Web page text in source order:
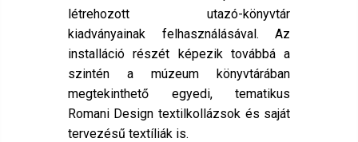
létrehozott utazó-könyvtár
kiadványainak felhasználásával. Az
installáció részét képezik továbbá a
szintén a múzeum könyvtárában
megtekinthető egyedi, tematikus
Romani Design textilkollázsok és saját
tervezésű textíliák is.